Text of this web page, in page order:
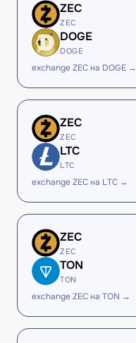
ZEC
ZEC
DOGE
DOGE
exchange ZEC на DOGE →
ZEC
ZEC
LTC
LTC
exchange ZEC на LTC →
ZEC
ZEC
TON
TON
exchange ZEC на TON →